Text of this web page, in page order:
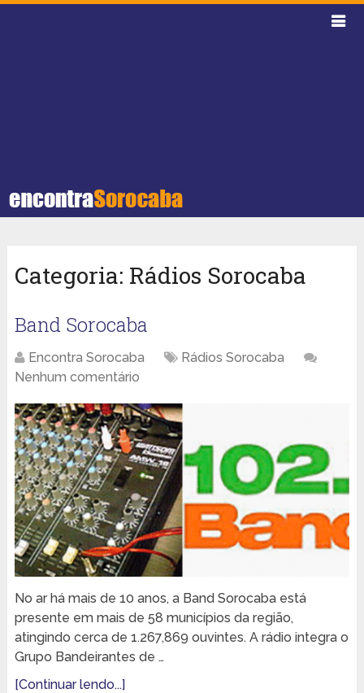
Categoria: Rádios Sorocaba
Band Sorocaba
Encontra Sorocaba
Rádios Sorocaba
Nenhum comentário
No ar há mais de 10 anos, a Band Sorocaba está
presente em mais de 58 municípios da região,
atingindo cerca de 1.267,869 ouvintes. A rádio integra o
Grupo Bandeirantes de …
[Continuar lendo...]